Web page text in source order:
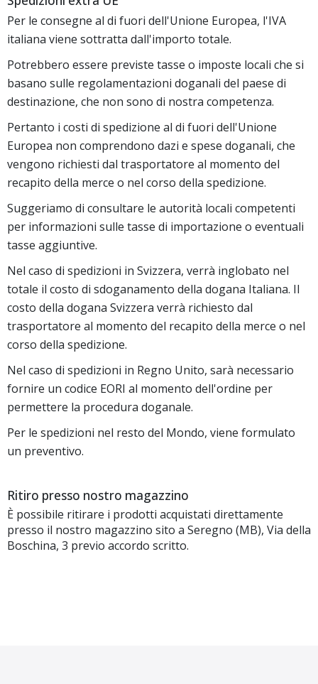
Per le consegne al di fuori dell'Unione Europea, l'IVA
italiana viene sottratta dall'importo totale.
Potrebbero essere previste tasse o imposte locali che si
basano sulle regolamentazioni doganali del paese di
destinazione, che non sono di nostra competenza.
Pertanto i costi di spedizione al di fuori dell'Unione
Europea non comprendono dazi e spese doganali, che
vengono richiesti dal trasportatore al momento del
recapito della merce o nel corso della spedizione.
Suggeriamo di consultare le autorità locali competenti
per informazioni sulle tasse di importazione o eventuali
tasse aggiuntive.
Nel caso di spedizioni in Svizzera, verrà inglobato nel
totale il costo di sdoganamento della dogana Italiana. Il
costo della dogana Svizzera verrà richiesto dal
trasportatore al momento del recapito della merce o nel
corso della spedizione.
Nel caso di spedizioni in Regno Unito, sarà necessario
fornire un codice EORI al momento dell'ordine per
permettere la procedura doganale.
Per le spedizioni nel resto del Mondo, viene formulato
un preventivo.
Ritiro presso nostro magazzino
È possibile ritirare i prodotti acquistati direttamente
presso il nostro magazzino sito a Seregno (MB), Via della
Boschina, 3 previo accordo scritto.